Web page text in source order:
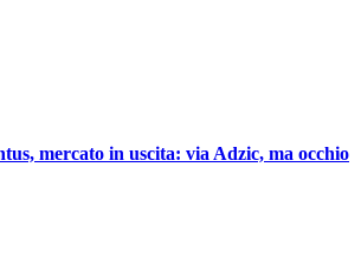
mercato in uscita: via Adzic, ma occhio